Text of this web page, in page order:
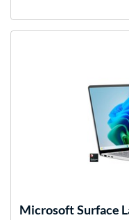
MicrosoftSurface